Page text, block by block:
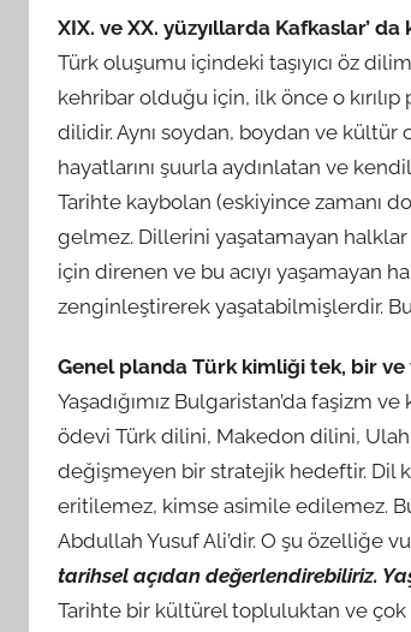
XIX. ve XX. yüzyıllarda Kafkaslar’
Türk oluşumu içindeki taşıyıcı öz
kehribar olduğu için, ilk önce o
dilidir. Aynı soydan, boydan ve
hayatlarını şuurla aydınlatan ve
Tarihte kaybolan (eskiyince zamanı
gelmez. Dillerini yaşatamayan
için direnen ve bu acıyı yaşamayan
zenginleştirerek yaşatabilmişlerdir.
Genel planda Türk kimliği tek, bir ve
Yaşadığımız Bulgaristan’da faşizm
ödevi Türk dilini, Makedon dilini,
değişmeyen bir stratejik hedeftir. Dil
eritilemez, kimse asimile edilemez.
Abdullah Yusuf Ali’dir. O şu özelliğe
tarihsel açıdan değerlendirebiliriz.
Tarihte bir kültürel topluluktan ve